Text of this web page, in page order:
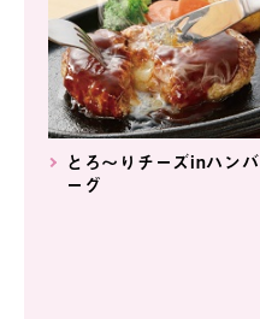
とろ～りチーズinハンバ
ーグ